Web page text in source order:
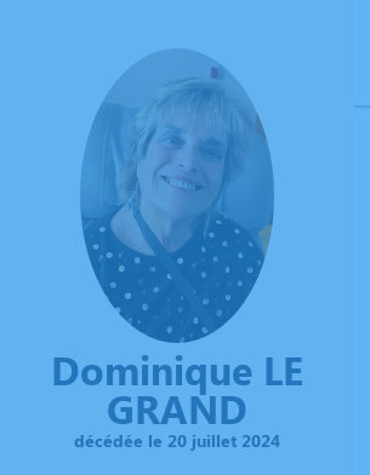
Dominique LE
GRAND
décédée le 20 juillet 2024